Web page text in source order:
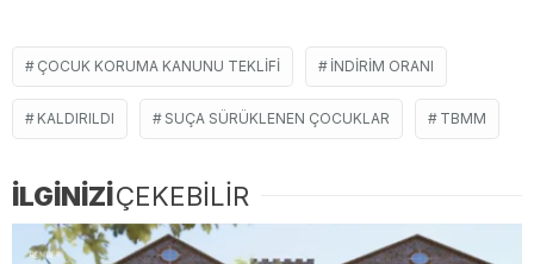
ÇOCUK KORUMA KANUNU TEKLIFI INDIRIM ORANI
KALDIRILDI SUÇA SÜRÜKLENEN ÇOCUKLAR TBMM
İLGİNİZİÇEKEBİLİR